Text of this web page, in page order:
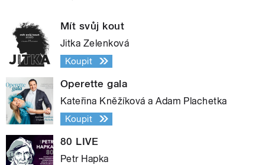
Mít svůj kout
Jitka Zelenková
Koupit
Operette gala
Kateřina Kněžíková a Adam Plachetka
Koupit
80 LIVE
Petr Hapka